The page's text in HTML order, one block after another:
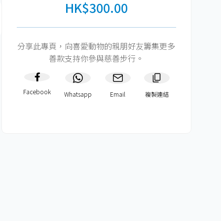
HK$300.00
分享此專頁，向喜愛動物的親朋好友籌集更多
善款支持你參與慈善步行。
Facebook Whatsapp Email 複製連結​